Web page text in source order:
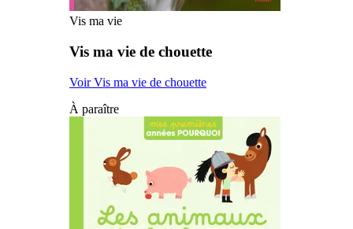
Vis ma vie
Vis ma vie de chouette
Voir Vis ma vie de chouette
À paraître